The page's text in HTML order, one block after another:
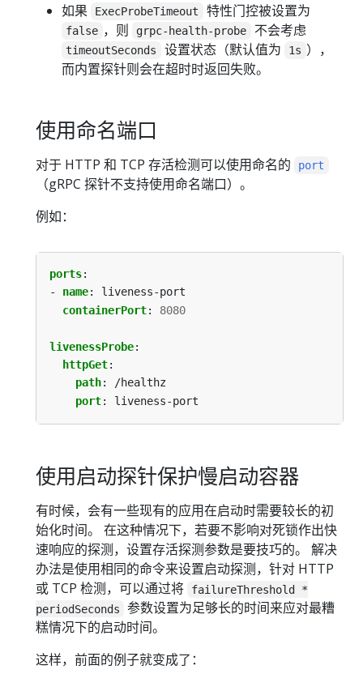
如果
ExecProbeTimeout 特性门控被设置为
false ，则 grpc-health-probe 不会考虑
timeoutSeconds 设置状态（默认值为 1s ），
而内置探针则会在超时时返回失败。
使用命名端口
对于 HTTP 和 TCP 存活检测可以使用命名的 port
（gRPC 探针不支持使用命名端口）。
例如：
ports:
- name:
liveness-port
containerPort: 8080
livenessProbe:
httpGet:
path:
/healthz
port: liveness-port
使用启动探针保护慢启动容器
有时候，会有一些现有的应用在启动时需要较长的初
始化时间。 在这种情况下，若要不影响对死锁作出快
速响应的探测，设置存活探测参数是要技巧的。 解决
办法是使用相同的命令来设置启动探测，针对 HTTP
或 TCP 检测，可以通过将
failureThreshold *
periodSeconds
参数设置为足够长的时间来应对最糟
糕情况下的启动时间。
这样，前面的例子就变成了：